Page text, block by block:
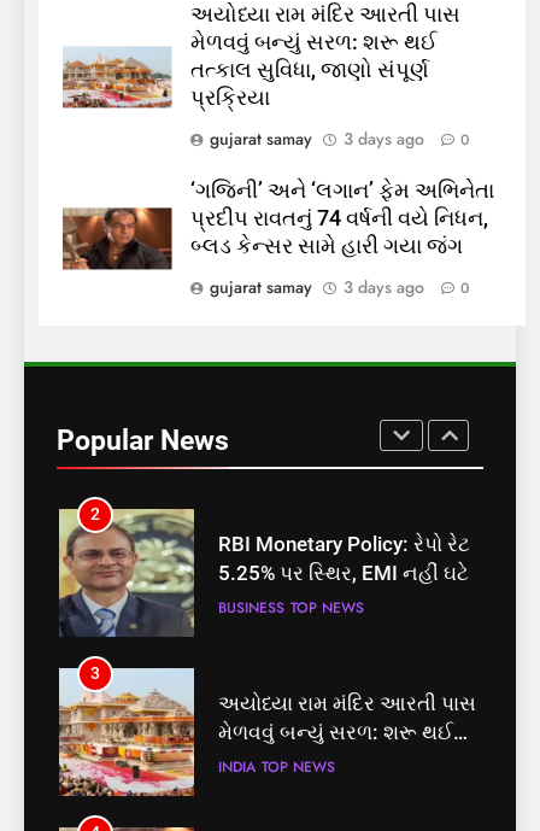
અયોધ્યા રામ મંદિર આરતી પાસ
મેળવવું બન્યું સરળ: શરૂ થઈ
તત્કાલ સુવિધા, જાણો સંપૂર્ણ
પ્રક્રિયા
gujarat samay
3 days ago 0
‘ગજિની’ અને ‘લગાન’ ફેમ અભિનેતા
પ્રદીપ રાવતનું 74 વર્ષની વયે નિધન,
બ્લડ કેન્સર સામે હારી ગયા જંગ
gujarat samay
3 days ago 0
Popular News
રાજ્યસભામાં ‘જન્મ અને મૃત્યુ
નોંધણી બિલ2026’ ધ્વનિમતથી
INDIA TOP NEWS
શું તમારું મધ કે ઘી ખરેખર શુદ્ધ
છે? FSSAIએ ડાબરના દાવાઓની
પોલ ખોલી, મૂક્યો પ્રતિબંધ
INDIA TOP NEWS
બેઠક પરથી પવન પાંડેને 2027
માટે બનાવાયા ઉમેદવાર
INDIA
2
RBI Monetary Policy: રેપો રેટ
5.25% પર સ્થિર, EMI નહીં ઘટે
BUSINESS TOP NEWS
3
અયોધ્યા રામ મંદિર આરતી પાસ
મેળવવું બન્યું સરળ: શરૂ થઈ
તત્કાલ સુવિધા, જાણો સંપૂર્ણ
INDIA TOP NEWS